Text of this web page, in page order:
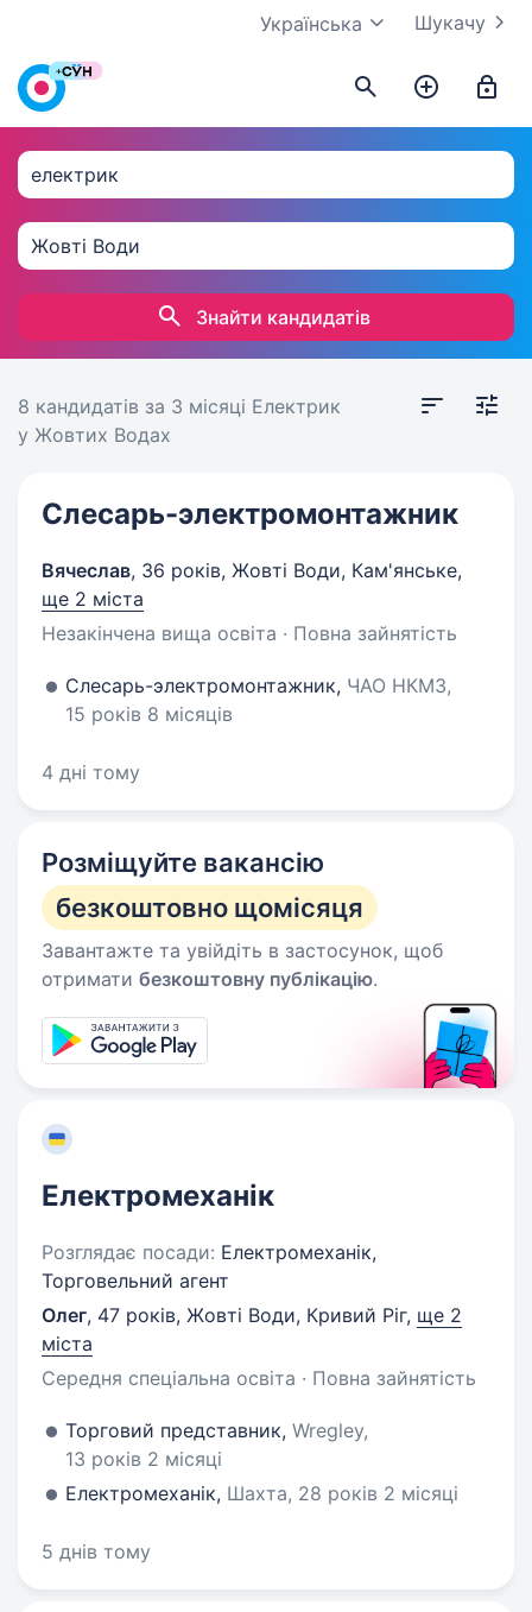
Шукачу
Українська
Знайти кандидатів
8 кандидатів за 3 місяці Електрик
у Жовтих Водах
Слесарь-электромонтажник
Вячеслав, 36 років, Жовті Води, Кам'янське,
ще 2 міста
Незакінчена вища освіта · Повна зайнятість
Слесарь-электромонтажник, ЧАО НКМЗ,
15 років 8 місяців
4 дні тому
Розміщуйте вакансію
безкоштовно щомісяця
Завантажте та увійдіть в застосунок, щоб
отримати безкоштовну публікацію.
Електромеханік
Розглядає посади: Електромеханік,
Торговельний агент
Олег, 47 років, Жовті Води, Кривий Ріг, ще 2
міста
Середня спеціальна освіта · Повна зайнятість
Торговий представник, Wregley,
13 років 2 місяці
Електромеханік, Шахта, 28 років 2 місяці
5 днів тому